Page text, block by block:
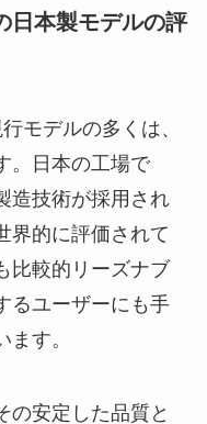
日本製モデルの評
モデルの多くは、
。日本の工場で
造技術が採用され
界的に評価されて
比較的リーズナブ
るユーザーにも手
す。
の安定した品質と